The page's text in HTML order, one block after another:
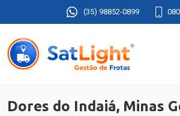
(35) 98852-0899
Dores do Indaiá, Minas